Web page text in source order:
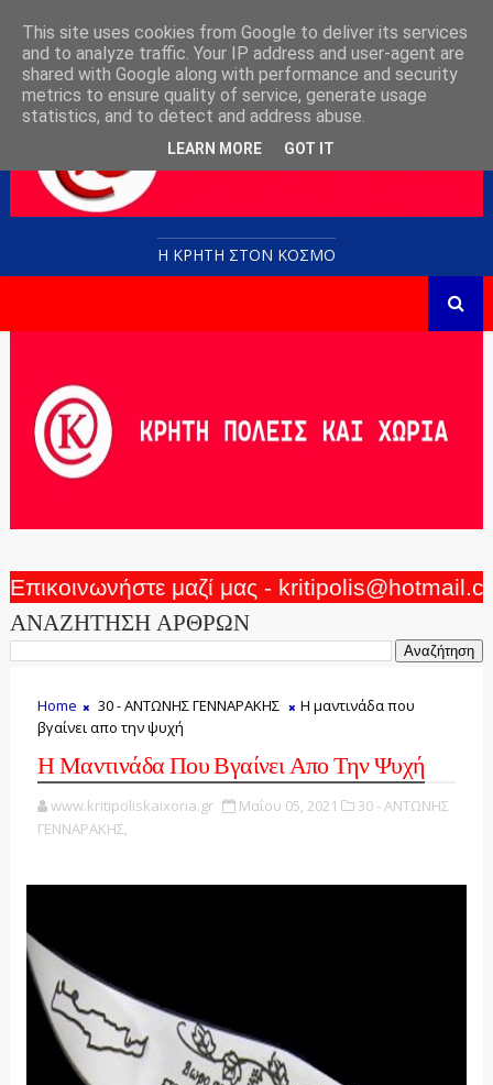
Η ΚΡΗΤΗ ΣΤΟN KOΣΜΟ
Επικοινωνήστε μαζί μας -
ΑΝΑΖΗΤΗΣΗ ΑΡΘΡΩΝ
Home 30 - ΑΝΤΩΝΗΣ ΓΕΝΝΑΡΑΚΗΣ
Η μαντινάδα που
βγαίνει απο την ψυχή
Η Μαντινάδα Που Βγαίνει Απο Την Ψυχή
www.kritipoliskaixoria.gr Μαΐου 05, 2021
30 - ΑΝΤΩΝΗΣ
ΓΕΝΝΑΡΑΚΗΣ,
This site uses cookies from Google to deliver its services
and to analyze traffic. Your IP address and user-agent are
shared with Google along with performance and security
metrics to ensure quality of service, generate usage
statistics, and to detect and address abuse.
LEARN MORE GOT IT